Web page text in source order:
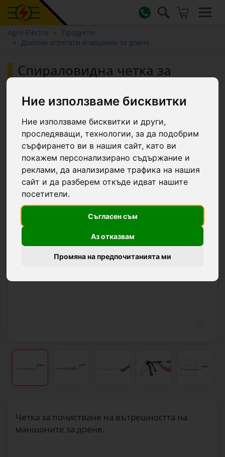
Ние използваме бисквитки
Ние използваме бисквитки и други,
проследяващи, технологии, за да подобрим
сърфирането ви в нашия сайт, като ви
покажем персонализирано съдържание и
реклами, да анализираме трафика на нашия
сайт и да разберем откъде идват нашите
посетители.
Съгласен съм
Аз отказвам
Промяна на предпочитанията ми
Agro Electro
Продукти
Доилни агрегати и машини за доене
Спираловидна четка за
(чорапи) с дървена дръжка,
Четка за почистване на вътрешността на
маншоните за доене.